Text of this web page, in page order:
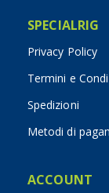
SPECIALRIG
Privacy Policy
Termini e
Spedizioni
Metodi di
ACCOUNT